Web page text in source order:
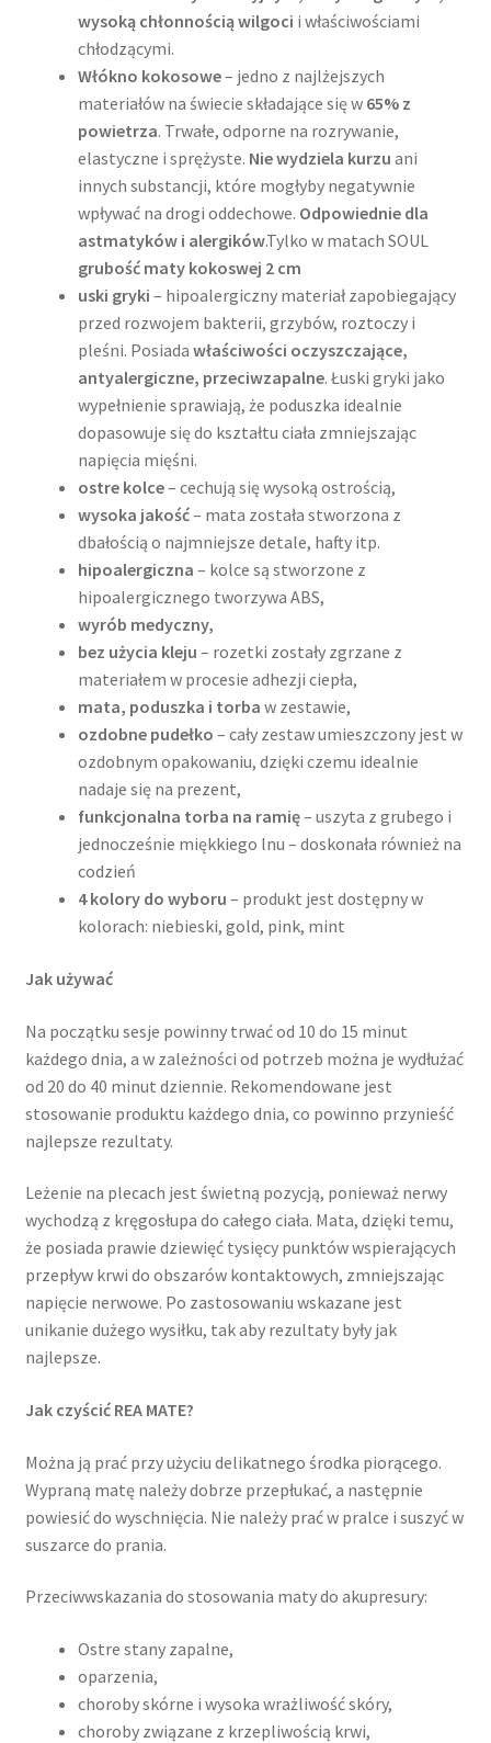
wysoką chłonnością wilgoci i właściwościami
chłodzącymi.
Włókno kokosowe– jedno z najlżejszych
materiałów na świecie składające się w65% z
powietrza. Trwałe, odporne na rozrywanie,
elastyczne i sprężyste. Nie wydziela kurzu ani
innych substancji, które mogłyby negatywnie
wpływać na drogi oddechowe. Odpowiednie dla
astmatyków i alergików.Tylko w matach SOUL
grubość maty kokoswej 2 cm
uski gryki – hipoalergiczny materiał zapobiegający
przed rozwojem bakterii, grzybów, roztoczy i
pleśni. Posiada właściwości oczyszczające,
antyalergiczne, przeciwzapalne. Łuski gryki jako
wypełnienie sprawiają, że poduszka idealnie
dopasowuje się do kształtu ciała zmniejszając
napięcia mięśni.
ostre kolce– cechują się wysoką ostrością,
wysoka jakość– mata została stworzona z
dbałością o najmniejsze detale, hafty itp.
hipoalergiczna – kolce są stworzone z
hipoalergicznego tworzywa ABS,
wyrób medyczny,
bez użycia kleju – rozetki zostały zgrzane z
materiałem w procesie adhezji ciepła,
mata, poduszka i torba w zestawie,
ozdobne pudełko – cały zestaw umieszczony jest w
ozdobnym opakowaniu, dzięki czemu idealnie
nadaje się na prezent,
funkcjonalna torba na ramię– uszyta z grubego i
jednocześnie miękkiego lnu – doskonała również na
codzień
4 kolory do wyboru – produkt jest dostępny w
kolorach: niebieski, gold, pink, mint
Jak używać
Na początku sesje powinny trwać od 10 do 15 minut
każdego dnia, a w zależności od potrzeb można je wydłużać
od 20 do 40 minut dziennie. Rekomendowane jest
stosowanie produktu każdego dnia, co powinno przynieść
najlepsze rezultaty.
Leżenie na plecach jest świetną pozycją, ponieważ nerwy
wychodzą z kręgosłupa do całego ciała. Mata, dzięki temu,
że posiada prawie dziewięć tysięcy punktów wspierających
przepływ krwi do obszarów kontaktowych, zmniejszając
napięcie nerwowe. Po zastosowaniu wskazane jest
unikanie dużego wysiłku, tak aby rezultaty były jak
najlepsze.
Jak czyścić REA MATE?
Można ją prać przy użyciu delikatnego środka piorącego.
Wypraną matę należy dobrze przepłukać, a następnie
powiesić do wyschnięcia. Nie należy prać w pralce i suszyć w
suszarce do prania.
Przeciwwskazania do stosowania maty do akupresury:
Ostre stany zapalne,
oparzenia,
choroby skórne i wysoka wrażliwość skóry,
choroby związane z krzepliwością krwi,